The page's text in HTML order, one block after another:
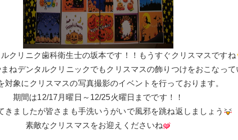
クリニク歯科衛生士の坂本です！！もうすぐクリスマスですね
ねデンタルクリニックでもクリスマスの飾りつけをおこなっ
対象にクリスマスの写真撮影のイベントを行っております。
期間は12/17月曜日～12/25火曜日までです！！
きましたが皆さまも手洗いうがいで風邪を跳ね返しましょう
素敵なクリスマスをお迎えくださいね